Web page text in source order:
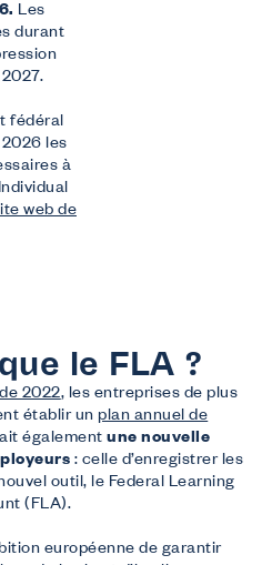
Les
durant
fédéral
les
à
web de
le FLA ?
2022, les entreprises de plus
établir un plan annuel de
égalementune nouvelle
: celle d’enregistrer les
outil, le Federal Learning
(FLA).
européenne de garantir